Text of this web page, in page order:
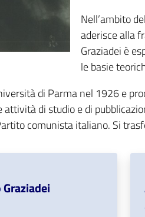
Nell’ambito
aderisce alla
Graziadei è
le basie
di Parma nel 1926 e
di studio e di
comunista italiano. Si